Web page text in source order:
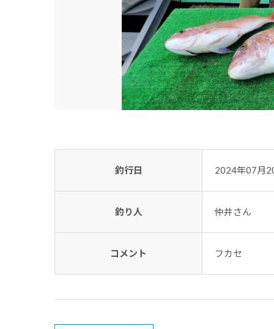
釣行日 2024年07月
釣り人 仲井さん
コメント フカセ